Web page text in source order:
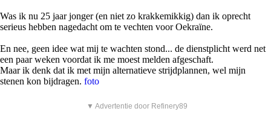
Was ik nu 25 jaar jonger (en niet zo krakkemikkig) dan ik oprecht
serieus hebben nagedacht om te vechten voor Oekraïne.
En nee, geen idee wat mij te wachten stond... de dienstplicht werd net
een paar weken voordat ik me moest melden afgeschaft.
Maar ik denk dat ik met mijn alternatieve strijdplannen, wel mijn
stenen kon bijdragen. foto
▼ Advertentie door Refinery89